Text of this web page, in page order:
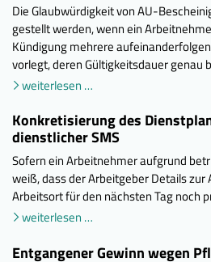
Die Glaubwürdigkeit von AU-
gestellt werden, wenn ein
Kündigung mehrere
vorlegt, deren Gültigkeitsdauer genau
weiterlesen …
Konkretisierung des
dienstlicher SMS
Sofern ein Arbeitnehmer aufgrund
weiß, dass der Arbeitgeber Details zur
Arbeitsort für den nächsten Tag noch
weiterlesen …
Entgangener Gewinn wegen